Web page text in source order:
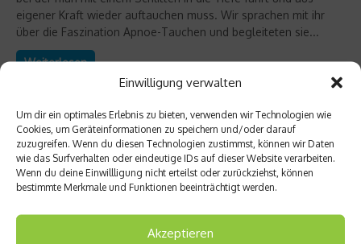
Einwilligung verwalten
Um dir ein optimales Erlebnis zu bieten, verwenden wir Technologien wie
Cookies, um Geräteinformationen zu speichern und/oder darauf
zuzugreifen. Wenn du diesen Technologien zustimmst, können wir Daten
wie das Surfverhalten oder eindeutige IDs auf dieser Website verarbeiten.
Wenn du deine Einwillligung nicht erteilst oder zurückziehst, können
bestimmte Merkmale und Funktionen beeinträchtigt werden.
Akzeptieren
eigener Kraft wieder auftauchen muss. Wir sprachen mit ihr
über die Faszination Apnoe-Tauchen und begleiteten sie...
Weiterlesen